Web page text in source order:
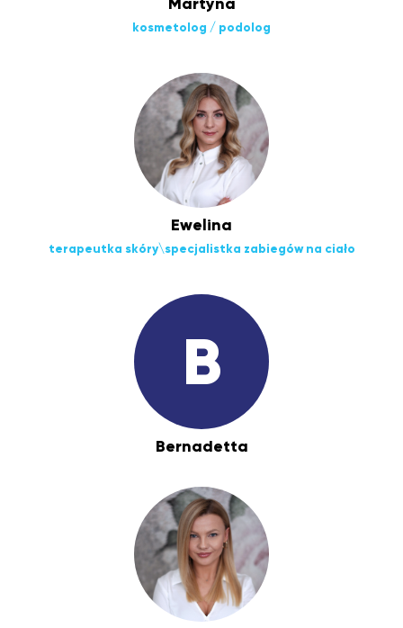
kosmetolog / podolog
Ewelina
terapeutka skóry\specjalistka zabiegów na ciało
B
Bernadetta